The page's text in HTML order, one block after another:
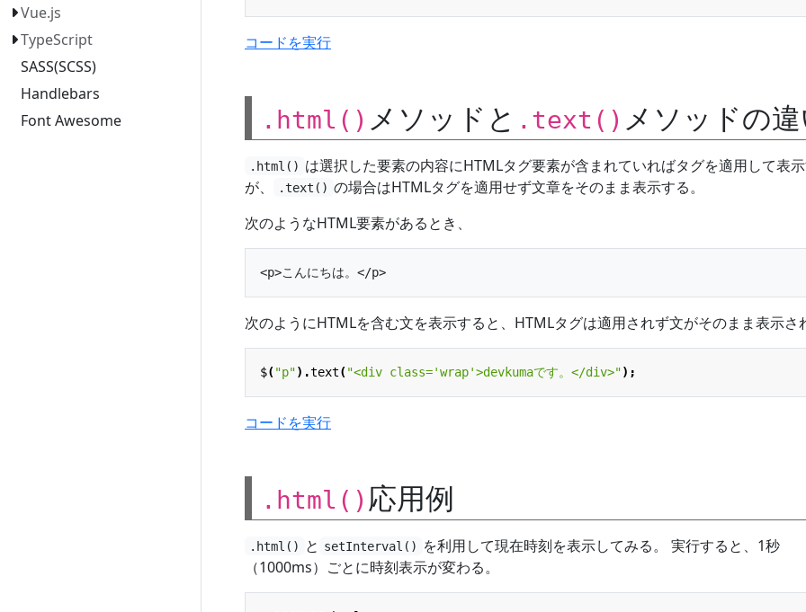
Vue.js
TypeScript
SASS(SCSS)
Handlebars
Font Awesome
コードを実行
.html() メソッドと .text() メソッドの
.html() は選択した要素の内容にHTMLタグ要素が含まれていればタグを適用して表
が、
.text() の場合はHTMLタグを適用せず文章をそのまま表示する。
次のようなHTML要素があるとき、
次のようにHTMLを含む文を表示すると、HTMLタグは適用されず文がそのまま表示さ
$("p").text("<div class='wrap'>devkumaです。</div>");
コードを実行
.html() 応用例
.html() と setInterval()
を利用して現在時刻を表示してみる。 実行すると、1秒
（1000ms）ごとに時刻表示が変わる。